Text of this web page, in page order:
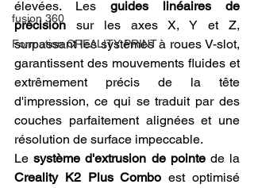
fusion 360
Formation CREALITY PRINT
élevées. Les guides linéaires de
précision sur les axes X, Y et Z,
surpassant les systèmes à roues V-slot,
garantissent des mouvements fluides et
extrêmement précis de la tête
d'impression, ce qui se traduit par des
couches parfaitement alignées et une
résolution de surface impeccable.
Le système d'extrusion de pointe
Creality K2 Plus Combo est optimisé